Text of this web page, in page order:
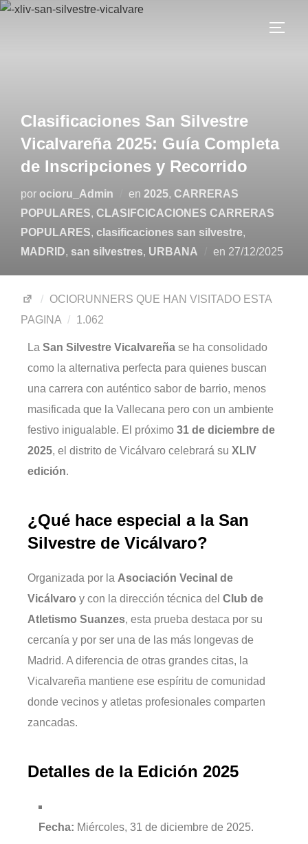
Clasificaciones San Silvestre
Vicalvareña 2025: Guía Completa
de Inscripciones y Recorrido
por ocioru_Admin en 2025, CARRERAS
POPULARES, CLASIFCICACIONES CARRERAS
POPULARES, clasificaciones san silvestre,
MADRID, san silvestres, URBANA en 27/12/2025
OCIORUNNERS QUE HAN VISITADO ESTA
PAGINA
1.062
La San Silvestre Vicalvareña se ha consolidado
como la alternativa perfecta para quienes buscan
una carrera con auténtico sabor de barrio, menos
masificada que la Vallecana pero con un ambiente
festivo inigualable. El próximo 31 de diciembre de
2025, el distrito de Vicálvaro celebrará su XLIV
edición.
¿Qué hace especial a la San
Silvestre de Vicálvaro?
Organizada por la Asociación Vecinal de
Vicálvaro y con la dirección técnica del Club de
Atletismo Suanzes, esta prueba destaca por su
cercanía y por ser una de las más longevas de
Madrid. A diferencia de otras grandes citas, la
Vicalvareña mantiene ese espíritu de comunidad
donde vecinos y atletas profesionales comparten
zancadas.
Detalles de la Edición 2025
Fecha: Miércoles, 31 de diciembre de 2025.